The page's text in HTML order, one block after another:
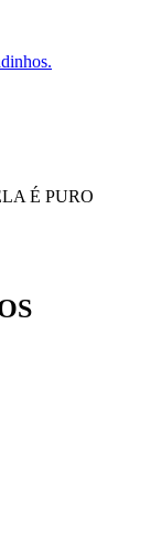
É PURO